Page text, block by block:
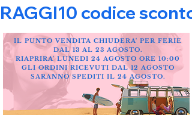
RAGGI10 codice
IL PUNTO VENDITA CHIUDERA' PER FERIE
DAL 13 AL 23 AGOSTO.
RIAPRIRA' LUNEDI 24 AGOSTO ORE 10:00
GLI ORDINI RICEVUTI DAL 12 AGOSTO
SARANNO SPEDITI IL 24 AGOSTO.